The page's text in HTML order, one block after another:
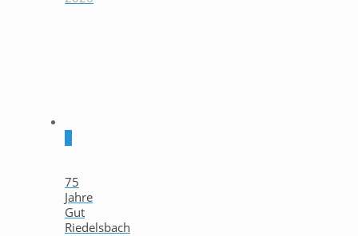
75
Jahre
Gut
Riedelsbach